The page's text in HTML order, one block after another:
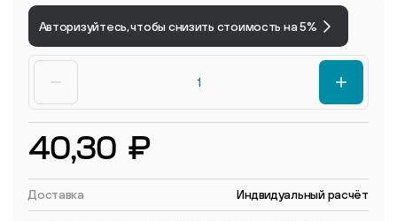
Авторизуйтесь, чтобы снизить стоимость на 5%
40,30 ₽
Доставка Индвидуальный расчёт